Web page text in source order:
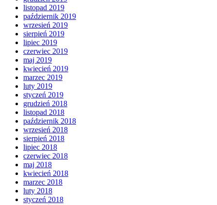
listopad 2019
październik 2019
wrzesień 2019
sierpień 2019
lipiec 2019
czerwiec 2019
maj 2019
kwiecień 2019
marzec 2019
luty 2019
styczeń 2019
grudzień 2018
listopad 2018
październik 2018
wrzesień 2018
sierpień 2018
lipiec 2018
czerwiec 2018
maj 2018
kwiecień 2018
marzec 2018
luty 2018
styczeń 2018